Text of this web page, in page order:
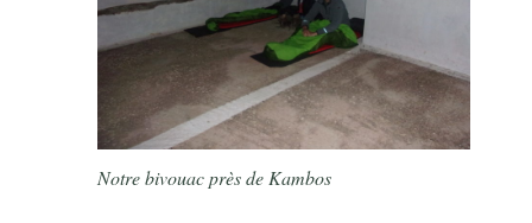
Notre bivouac près de Kambos